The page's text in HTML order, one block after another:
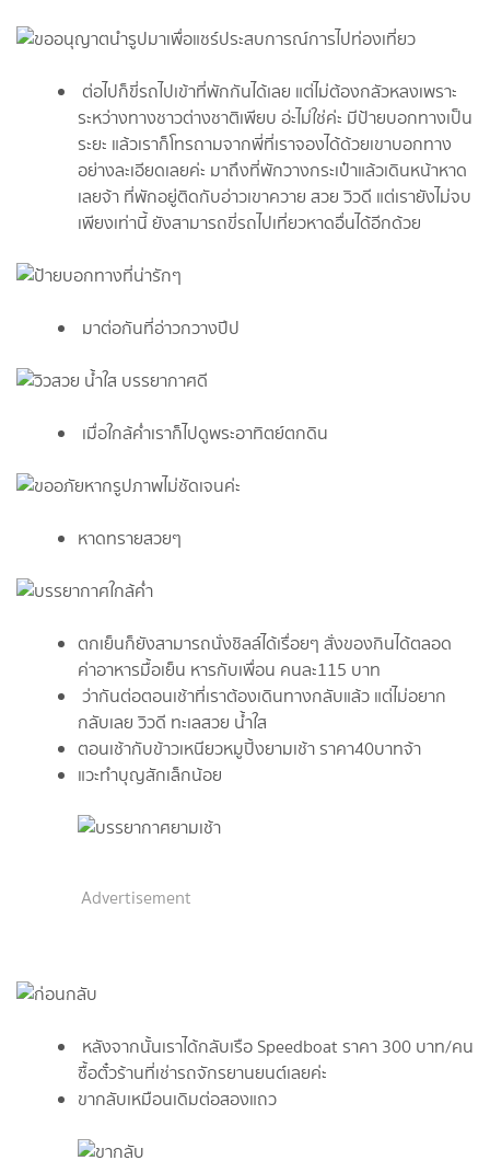
ต่อไปก็ขี่รถไปเข้าที่พักกันได้เลย แต่ไม่ต้องกลัวหลงเพราะ
ระหว่างทางชาวต่างชาติเพียบ อ่ะไม่ใช่ค่ะ มีป้ายบอกทางเป็น
ระยะ แล้วเราก็โทรถามจากพี่ที่เราจองได้ด้วยเขาบอกทาง
อย่างละเอียดเลยค่ะ มาถึงที่พักวางกระเป๋าแล้วเดินหน้าหาด
เลยจ้า ที่พักอยู่ติดกับอ่าวเขาควาย สวย วิวดี แต่เรายังไม่จบ
เพียงเท่านี้ ยังสามารถขี่รถไปเที่ยวหาดอื่นได้อีกด้วย
มาต่อกันที่อ่าวกวางปีป
เมื่อใกล้ค่ำเราก็ไปดูพระอาทิตย์ตกดิน
หาดทรายสวยๆ
ตกเย็นก็ยังสามารถนั่งชิลล์ได้เรื่อยๆ สั่งของกินได้ตลอด
ค่าอาหารมื้อเย็น หารกับเพื่อน คนละ115 บาท
ว่ากันต่อตอนเช้าที่เราต้องเดินทางกลับแล้ว แต่ไม่อยาก
กลับเลย วิวดี ทะเลสวย น้ำใส
ตอนเช้ากับข้าวเหนียวหมูปิ้งยามเช้า ราคา40บาทจ้า
แวะทำบุญสักเล็กน้อย
Advertisement
หลังจากนั้นเราได้กลับเรือ Speedboat ราคา 300 บาท/คน
ซื้อตั๋วร้านที่เช่ารถจักรยานยนต์เลยค่ะ
ขากลับเหมือนเดิมต่อสองแถว